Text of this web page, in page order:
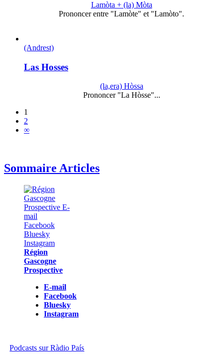
Lamòta + (la) Mòta
Prononcer entre "Lamòte" et "Lamòto".
(Andrest)
Las Hosses
(la,era) Hòssa
Prononcer "La Hòsse"...
1
2
∞
Sommaire Articles
Région
Gascogne
Prospective
E-mail
Facebook
Bluesky
Instagram
Podcasts sur Ràdio País